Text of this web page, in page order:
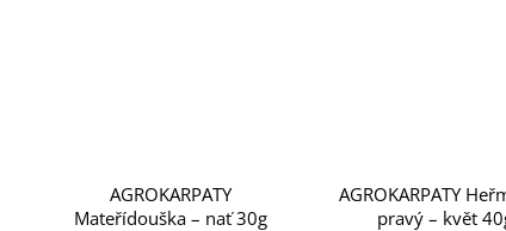
AGROKARPATY
Mateřídouška – nať 30g
AGROKARPATY
pravý – květ